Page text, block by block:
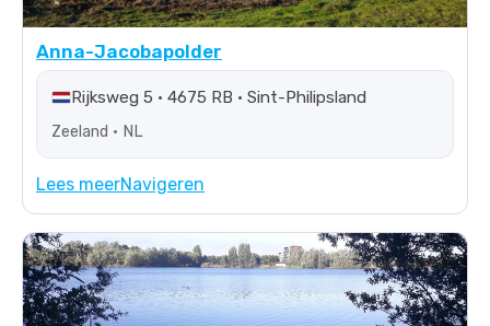
Anna-Jacobapolder
Rijksweg 5 • 4675 RB • Sint-Philipsland
Zeeland • NL
Lees meerNavigeren